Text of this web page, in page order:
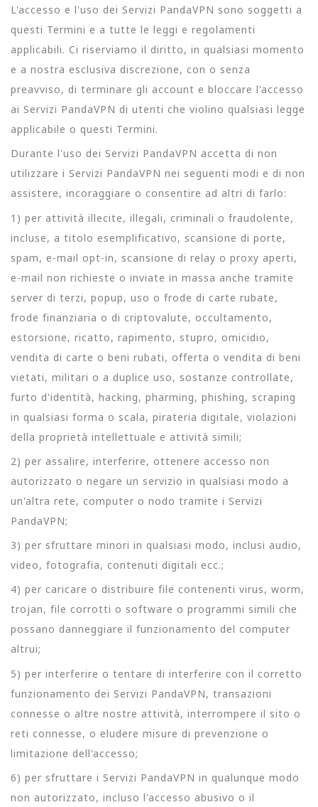
L'accesso e l'uso dei Servizi PandaVPN sono soggetti a
questi Termini e a tutte le leggi e regolamenti
applicabili. Ci riserviamo il diritto, in qualsiasi momento
e a nostra esclusiva discrezione, con o senza
preavviso, di terminare gli account e bloccare l'accesso
ai Servizi PandaVPN di utenti che violino qualsiasi legge
applicabile o questi Termini.
Durante l'uso dei Servizi PandaVPN accetta di non
utilizzare i Servizi PandaVPN nei seguenti modi e di non
assistere, incoraggiare o consentire ad altri di farlo:
1) per attività illecite, illegali, criminali o fraudolente,
incluse, a titolo esemplificativo, scansione di porte,
spam, e-mail opt-in, scansione di relay o proxy aperti,
e-mail non richieste o inviate in massa anche tramite
server di terzi, popup, uso o frode di carte rubate,
frode finanziaria o di criptovalute, occultamento,
estorsione, ricatto, rapimento, stupro, omicidio,
vendita di carte o beni rubati, offerta o vendita di beni
vietati, militari o a duplice uso, sostanze controllate,
furto d'identità, hacking, pharming, phishing, scraping
in qualsiasi forma o scala, pirateria digitale, violazioni
della proprietà intellettuale e attività simili;
2) per assalire, interferire, ottenere accesso non
autorizzato o negare un servizio in qualsiasi modo a
un'altra rete, computer o nodo tramite i Servizi
PandaVPN;
3) per sfruttare minori in qualsiasi modo, inclusi audio,
video, fotografia, contenuti digitali ecc.;
4) per caricare o distribuire file contenenti virus, worm,
trojan, file corrotti o software o programmi simili che
possano danneggiare il funzionamento del computer
altrui;
5) per interferire o tentare di interferire con il corretto
funzionamento dei Servizi PandaVPN, transazioni
connesse o altre nostre attività, interrompere il sito o
reti connesse, o eludere misure di prevenzione o
limitazione dell'accesso;
6) per sfruttare i Servizi PandaVPN in qualunque modo
non autorizzato, incluso l'accesso abusivo o il